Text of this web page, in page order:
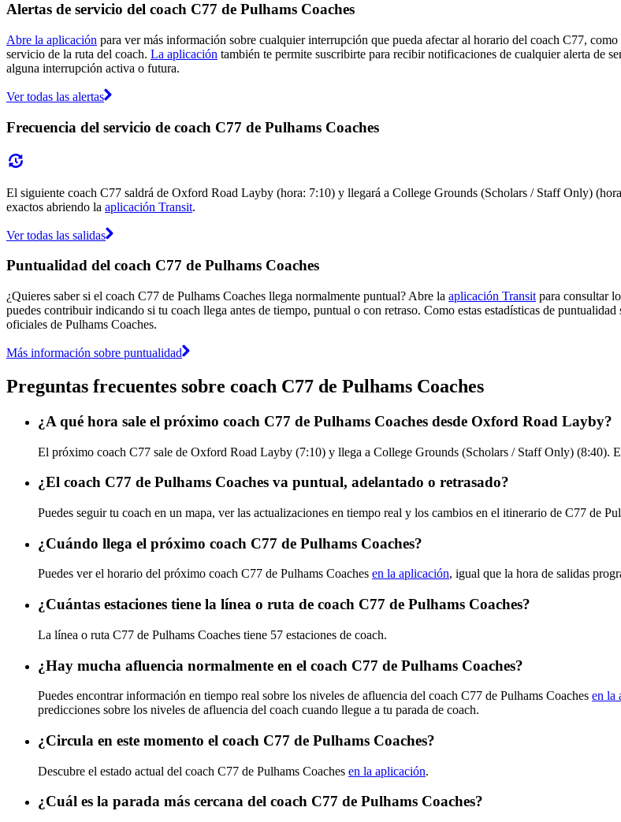
Alertas de servicio del coach C77 de Pulhams Coaches
Abre la aplicación para ver más información sobre cualquier interrupción que pueda afectar al horario del coach C77,
servicio de la ruta del coach. La aplicación también te permite suscribirte para recibir notificaciones de cualquier alerta de
alguna interrupción activa o futura.
Ver todas las alertas
Frecuencia del servicio de coach C77 de Pulhams Coaches
El siguiente coach C77 saldrá de Oxford Road Layby (hora: 7:10) y llegará a College Grounds (Scholars / Staff Only)
exactos abriendo la aplicación Transit.
Ver todas las salidas
Puntualidad del coach C77 de Pulhams Coaches
¿Quieres saber si el coach C77 de Pulhams Coaches llega normalmente puntual? Abre la aplicación Transit para consultar
puedes contribuir indicando si tu coach llega antes de tiempo, puntual o con retraso. Como estas estadísticas de
oficiales de Pulhams Coaches.
Más información sobre puntualidad
Preguntas frecuentes sobre coach C77 de Pulhams Coaches
¿A qué hora sale el próximo coach C77 de Pulhams Coaches desde Oxford Road Layby?
El próximo coach C77 sale de Oxford Road Layby (7:10) y llega a College Grounds (Scholars / Staff Only) (8:40).
¿El coach C77 de Pulhams Coaches va puntual, adelantado o retrasado?
Puedes seguir tu coach en un mapa, ver las actualizaciones en tiempo real y los cambios en el itinerario de C77 de
¿Cuándo llega el próximo coach C77 de Pulhams Coaches?
Puedes ver el horario del próximo coach C77 de Pulhams Coaches en la aplicación, igual que la hora de salidas
¿Cuántas estaciones tiene la línea o ruta de coach C77 de Pulhams Coaches?
La línea o ruta C77 de Pulhams Coaches tiene 57 estaciones de coach.
¿Hay mucha afluencia normalmente en el coach C77 de Pulhams Coaches?
Puedes encontrar información en tiempo real sobre los niveles de afluencia del coach C77 de Pulhams Coaches en la
predicciones sobre los niveles de afluencia del coach cuando llegue a tu parada de coach.
¿Circula en este momento el coach C77 de Pulhams Coaches?
Descubre el estado actual del coach C77 de Pulhams Coaches en la aplicación.
¿Cuál es la parada más cercana del coach C77 de Pulhams Coaches?